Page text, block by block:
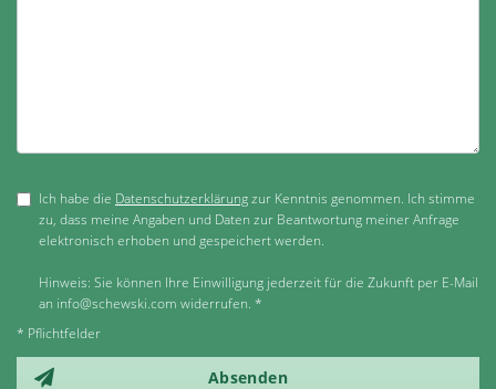
Ich habe die Datenschutzerklärungzur Kenntnis genommen. Ich stimme
zu, dass meine Angaben und Daten zur Beantwortung meiner Anfrage
elektronisch erhoben und gespeichert werden.
Hinweis: Sie können Ihre Einwilligung jederzeit für die Zukunft per E-Mail
an info@schewski.com widerrufen. *
* Pflichtfelder
Absenden